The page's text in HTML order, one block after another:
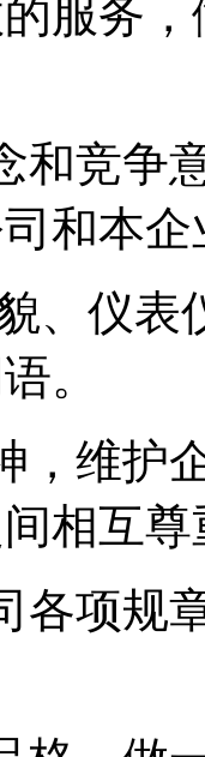
服务
和竞争
和本
、仪表
。
，维护
相互
各项规